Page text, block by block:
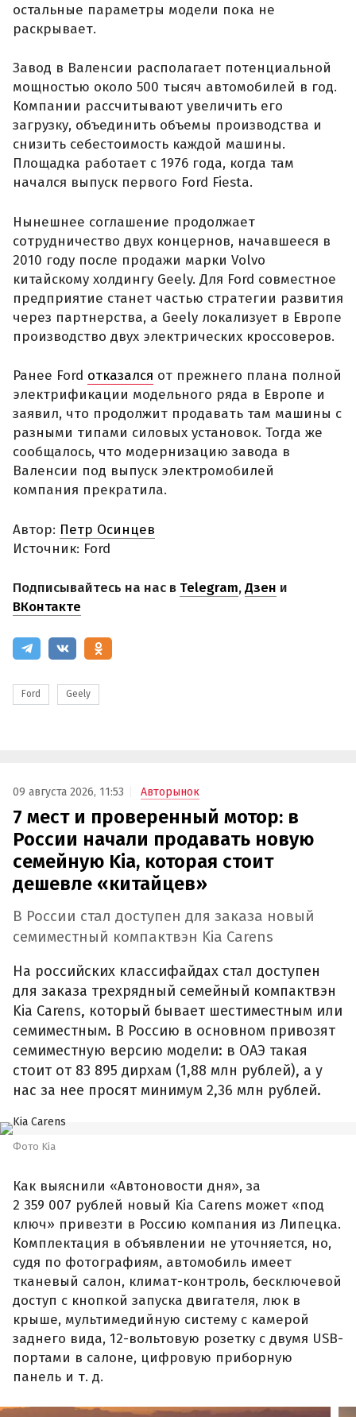
остальные параметры модели пока не
раскрывает.
Завод в Валенсии располагает потенциальной
мощностью около 500 тысяч автомобилей в год.
Компании рассчитывают увеличить его
загрузку, объединить объемы производства и
снизить себестоимость каждой машины.
Площадка работает с 1976 года, когда там
начался выпуск первого Ford Fiesta.
Нынешнее соглашение продолжает
сотрудничество двух концернов, начавшееся в
2010 году после продажи марки Volvo
китайскому холдингу Geely. Для Ford совместное
предприятие станет частью стратегии развития
через партнерства, а Geely локализует в Европе
производство двух электрических кроссоверов.
Ранее Ford отказался от прежнего плана полной
электрификации модельного ряда в Европе и
заявил, что продолжит продавать там машины с
разными типами силовых установок. Тогда же
сообщалось, что модернизацию завода в
Валенсии под выпуск электромобилей
компания прекратила.
Автор: Петр Осинцев
Источник: Ford
Подписывайтесь на нас в Telegram,Дзен и
ВКонтакте
Ford Geely
09 августа 2026, 11:53 Авторынок
7 мест и проверенный мотор: в
России начали продавать новую
семейную Kia, которая стоит
дешевле «китайцев»
В России стал доступен для заказа новый
семиместный компактвэн Kia Carens
На российских классифайдах стал доступен
для заказа трехрядный семейный компактвэн
Kia Carens, который бывает шестиместным или
семиместным. В Россию в основном привозят
семиместную версию модели: в ОАЭ такая
стоит от 83 895 дирхам (1,88 млн рублей), а у
нас за нее просят минимум 2,36 млн рублей.
Фото Kia
Как выяснили «Автоновости дня», за
2 359 007 рублей новый Kia Carens может «под
ключ» привезти в Россию компания из Липецка.
Комплектация в объявлении не уточняется, но,
судя по фотографиям, автомобиль имеет
тканевый салон, климат-контроль, бесключевой
доступ с кнопкой запуска двигателя, люк в
крыше, мультимедийную систему с камерой
заднего вида, 12-вольтовую розетку с двумя USB-
портами в салоне, цифровую приборную
панель и т. д.